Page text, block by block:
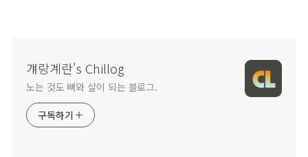
걔랑계란's Chillog
노는 것도 뼈와 살이 되는 블로그.
구독하기